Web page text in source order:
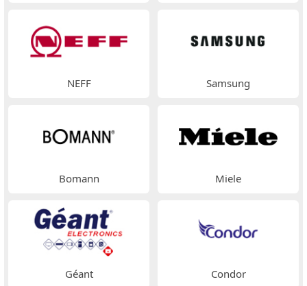
NEFF Samsung
Bomann Miele
Géant Condor